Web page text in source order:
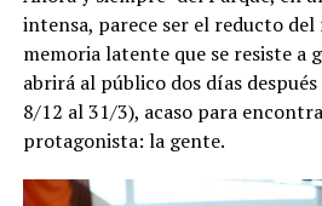
intensa, parece ser el reducto del
memoria latente que se resiste a
abrirá al público dos días
8/12 al 31/3), acaso para
protagonista: la gente.